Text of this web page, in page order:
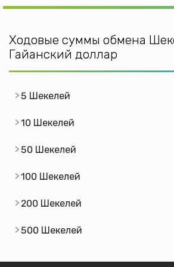
Ходовые суммы обмена
Гайанский доллар
5 Шекелей
10 Шекелей
50 Шекелей
100 Шекелей
200 Шекелей
500 Шекелей